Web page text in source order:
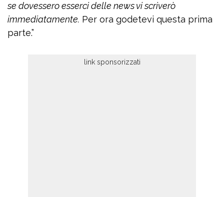
se dovessero esserci delle news vi scriverò
immediatamente. Per ora godetevi questa prima
parte.”